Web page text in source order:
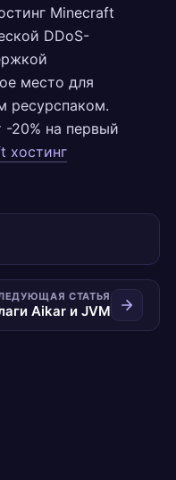
Minecraft
DDoS-
место для
ресурспаком.
-20% на первый
хостинг
СТАТЬЯ
Aikar и JVM